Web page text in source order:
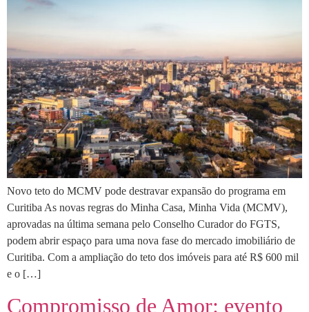
Novo teto do MCMV pode destravar expansão do programa em
Curitiba As novas regras do Minha Casa, Minha Vida (MCMV),
aprovadas na última semana pelo Conselho Curador do FGTS,
podem abrir espaço para uma nova fase do mercado imobiliário de
Curitiba. Com a ampliação do teto dos imóveis para até R$ 600 mil
e o […]
Compromisso de Amor: evento